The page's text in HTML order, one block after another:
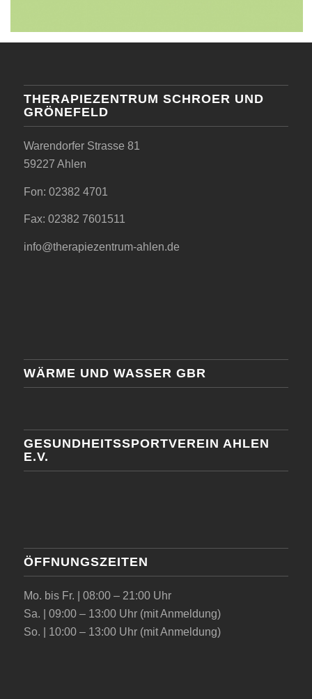
THERAPIEZENTRUM SCHROER UND
GRÖNEFELD
Warendorfer Strasse 81
59227 Ahlen
Fon: 02382 4701
Fax: 02382 7601511
info@therapiezentrum-ahlen.de
WÄRME UND WASSER GBR
GESUNDHEITSSPORTVEREIN AHLEN
E.V.
ÖFFNUNGSZEITEN
Mo. bis Fr. | 08:00 – 21:00 Uhr
Sa. | 09:00 – 13:00 Uhr (mit Anmeldung)
So. | 10:00 – 13:00 Uhr (mit Anmeldung)